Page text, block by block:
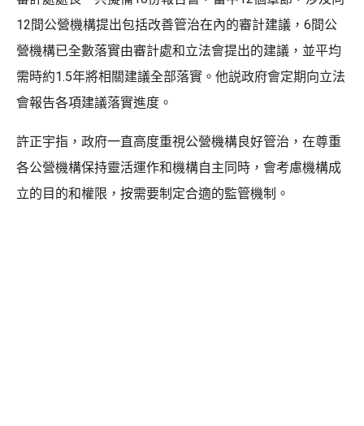
12間公營機構提出包括改善管治在內的審計建議，6間公
營機構已全數落實由審計處和立法會提出的建議，並平均
需時約1.5年將相關建議全部落實。他説政府會定期向立法
會報告各項建議落實進度。
許正宇指，政府一直高度重視公營機構良好管治，在尊重
各公營機構保持靈活運作和機構自主同時，會考慮機構成
立的目的和權限，按需要制定合適的監管機制。